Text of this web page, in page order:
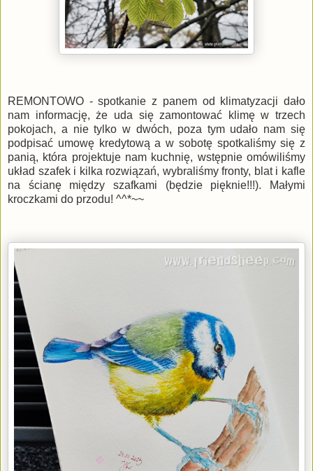
REMONTOWO - spotkanie z panem od klimatyzacji dało
nam informację, że uda się zamontować klimę w trzech
pokojach, a nie tylko w dwóch, poza tym udało nam się
podpisać umowę kredytową a w sobotę spotkaliśmy się z
panią, która projektuje nam kuchnię, wstępnie omówiliśmy
układ szafek i kilka rozwiązań, wybraliśmy fronty, blat i kafle
na ścianę między szafkami (będzie pięknie!!!). Małymi
kroczkami do przodu! ^^*~~